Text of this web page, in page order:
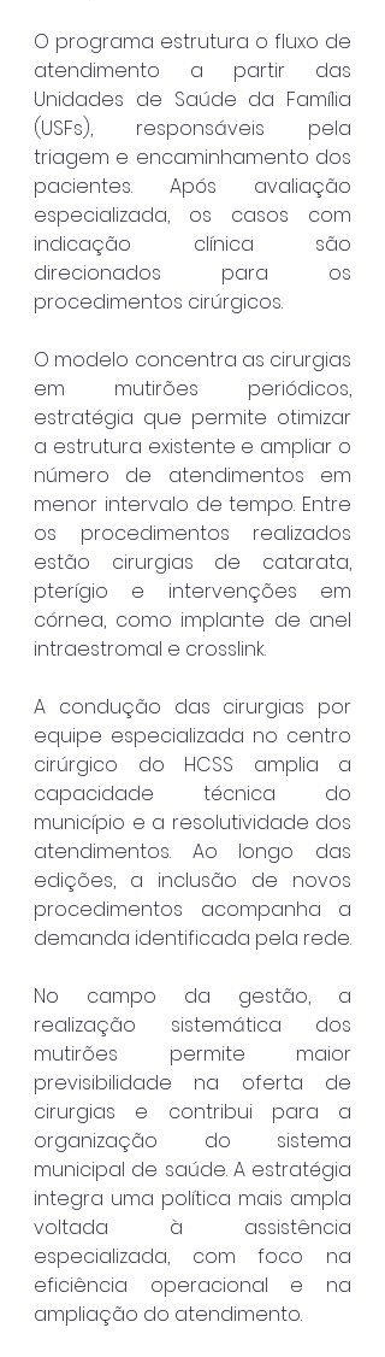
O programa estrutura o fluxo de
atendimento a partir das
Unidades de Saúde da Família
(USFs), responsáveis pela
triagem e encaminhamento dos
pacientes. Após avaliação
especializada, os casos com
indicação clínica são
direcionados para os
procedimentos cirúrgicos.
O modelo concentra as cirurgias
em mutirões periódicos,
estratégia que permite otimizar
a estrutura existente e ampliar o
número de atendimentos em
menor intervalo de tempo. Entre
os procedimentos realizados
estão cirurgias de catarata,
pterígio e intervenções em
córnea, como implante de anel
intraestromal e crosslink.
A condução das cirurgias por
equipe especializada no centro
cirúrgico do HCSS amplia a
capacidade técnica do
município e a resolutividade dos
atendimentos. Ao longo das
edições, a inclusão de novos
procedimentos acompanha a
demanda identificada pela rede.
No campo da gestão, a
realização sistemática dos
mutirões permite maior
previsibilidade na oferta de
cirurgias e contribui para a
organização do sistema
municipal de saúde. A estratégia
integra uma política mais ampla
voltada à assistência
especializada, com foco na
eficiência operacional e na
ampliação do atendimento.